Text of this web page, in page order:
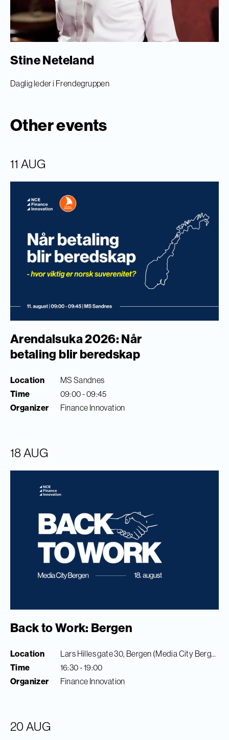
Stine Neteland
Daglig leder i Frendegruppen
Other events
11 AUG
Arendalsuka 2026: Når
betaling blir beredskap
Location
Time
Organizer
MS Sandnes
09:00 - 09:45
Finance Innovation
18 AUG
Back to Work: Bergen
Location
Time
Organizer
Lars Hilles gate 30, Bergen (Media City Bergen)
16:30 - 19:00
Finance Innovation
20 AUG